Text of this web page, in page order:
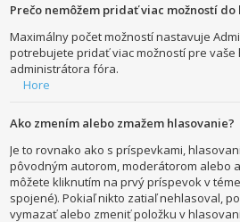
Prečo nemôžem pridať viac možností do
Maximálny počet možností nastavuje
potrebujete pridať viac možností pre
administrátora fóra.
Hore
Ako zmením alebo zmažem hlasovanie?
Je to rovnako ako s príspevkami,
pôvodným autorom, moderátorom alebo
môžete kliknutím na prvý príspevok v
spojené). Pokiaľ nikto zatiaľ nehlasoval,
vymazať alebo zmeniť položku v